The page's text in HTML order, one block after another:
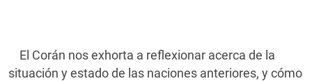
El Corán nos exhorta a reflexionar acerca de la
situación y estado de las naciones anteriores, y cómo